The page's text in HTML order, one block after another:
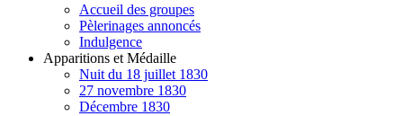
Accueil des groupes
Pèlerinages annoncés
Indulgence
Apparitions et Médaille
Nuit du 18 juillet 1830
27 novembre 1830
Décembre 1830